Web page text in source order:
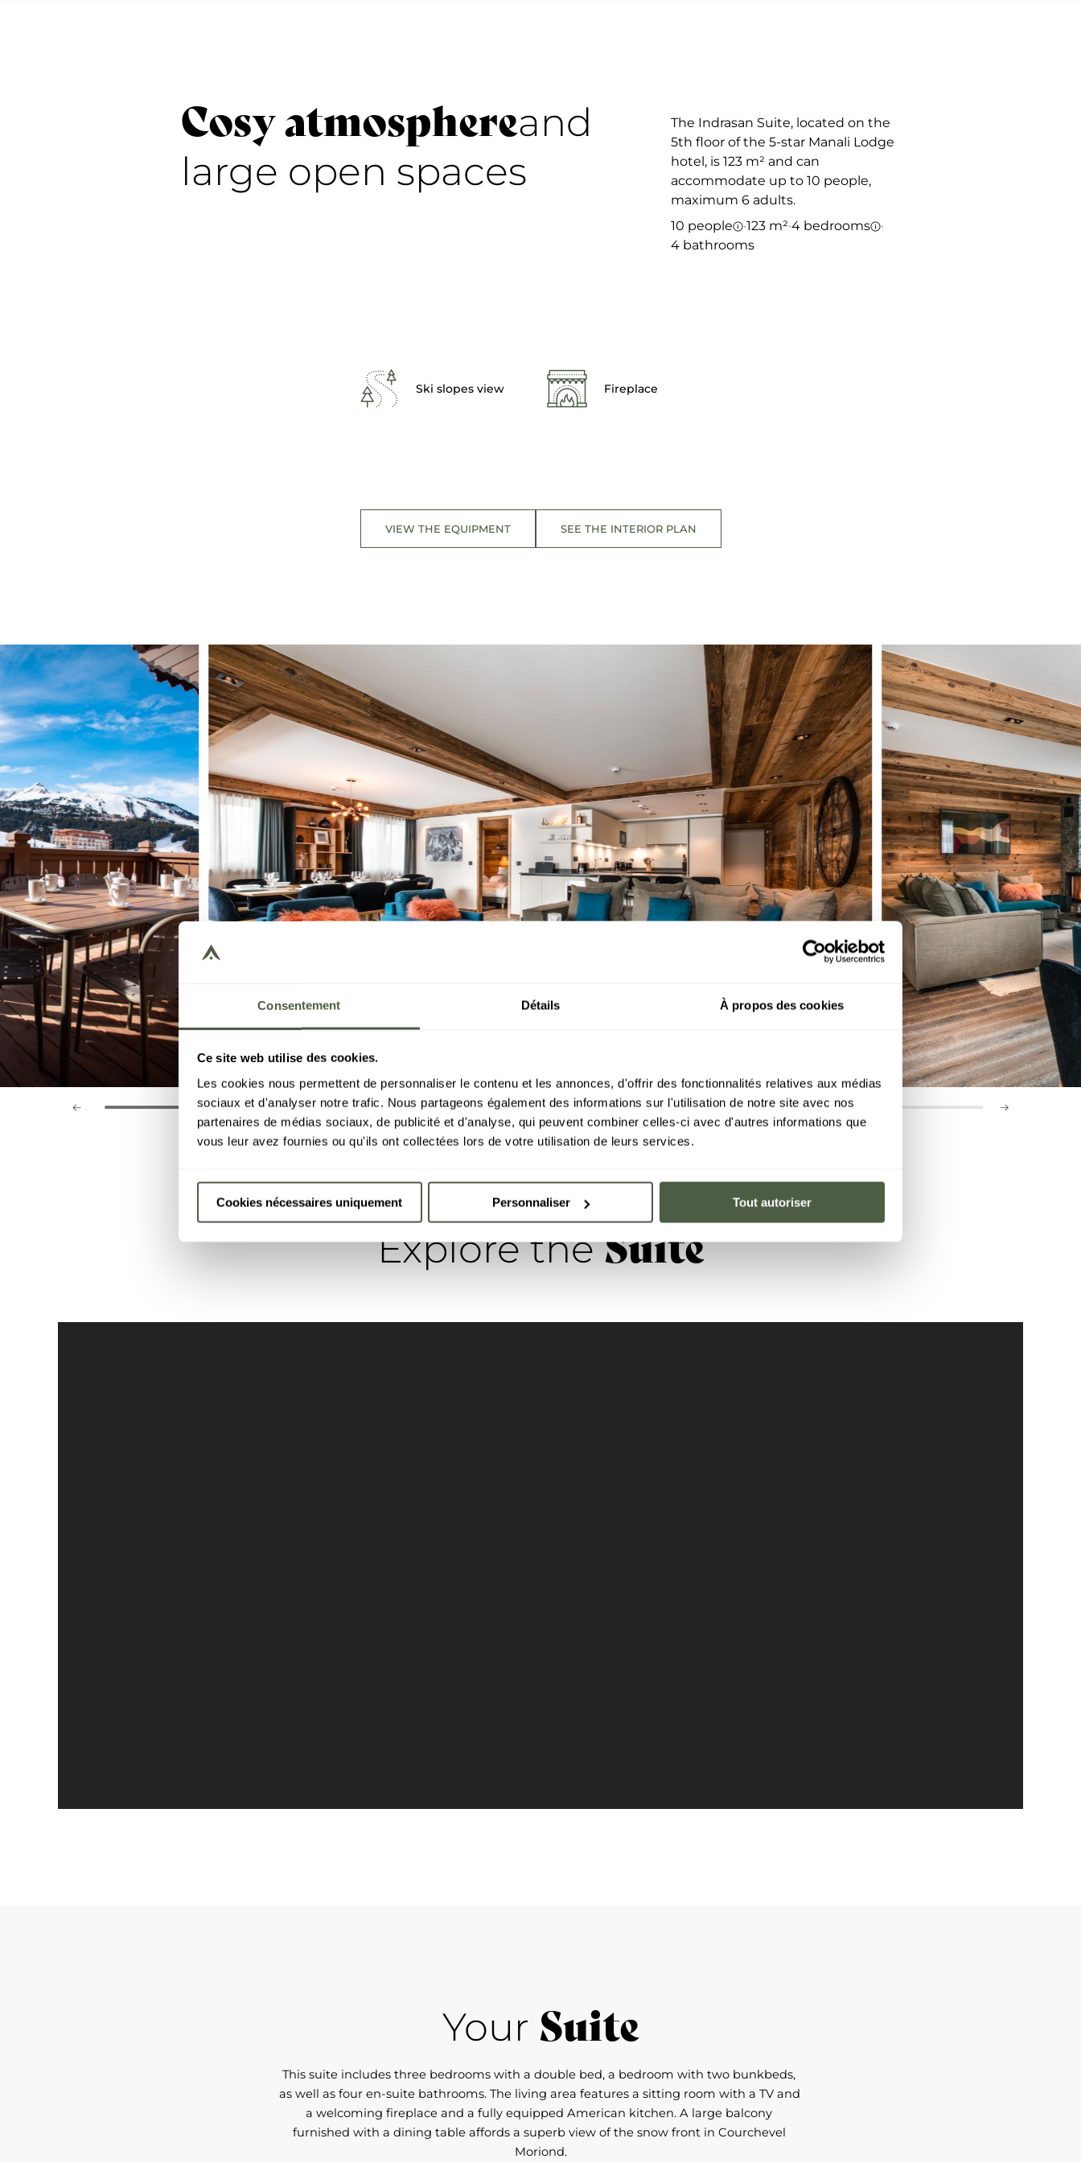
Consentement Détails À propos des cookies
Ce site web utilise des cookies.
Les cookies nous permettent de personnaliser le contenu et les annonces, d'offrir des fonctionnalités relatives aux médias
sociaux et d'analyser notre trafic. Nous partageons également des informations sur l'utilisation de notre site avec nos
partenaires de médias sociaux, de publicité et d'analyse, qui peuvent combiner celles-ci avec d'autres informations que
vous leur avez fournies ou qu'ils ont collectées lors de votre utilisation de leurs services.
Cookies nécessaires uniquement Personnaliser Tout autoriser
Cosy atmosphereand
large open spaces
The Indrasan Suite, located on the
5th floor of the 5-star Manali Lodge
hotel, is 123 m² and can
accommodate up to 10 people,
maximum 6 adults.
10 people
·123 m²·4 bedrooms
·
4 bathrooms
Ski slopes view Fireplace
VIEW THE EQUIPMENT SEE THE INTERIOR PLAN
Explore theSuite
Your Suite
This suite includes three bedrooms with a double bed, a bedroom with two bunkbeds,
as well as four en-suite bathrooms. The living area features a sitting room with a TV and
a welcoming fireplace and a fully equipped American kitchen. A large balcony
furnished with a dining table affords a superb view of the snow front in Courchevel
Moriond.